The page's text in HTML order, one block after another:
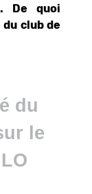
De quoi
club de
du
le